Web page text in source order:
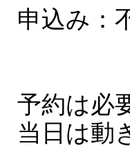
申込み：
予約は必
当日は動